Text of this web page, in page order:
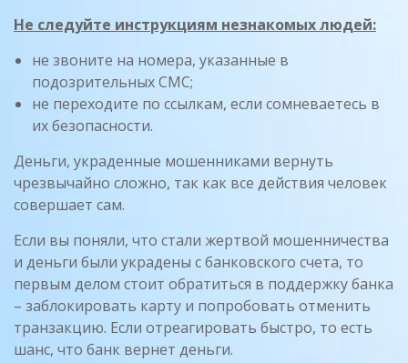
Не следуйте инструкциям незнакомых людей:
не звоните на номера, указанные в
подозрительных СМС;
не переходите по ссылкам, если сомневаетесь в
их безопасности.
Деньги, украденные мошенниками вернуть
чрезвычайно сложно, так как все действия человек
совершает сам.
Если вы поняли, что стали жертвой мошенничества
и деньги были украдены с банковского счета, то
первым делом стоит обратиться в поддержку банка
– заблокировать карту и попробовать отменить
транзакцию. Если отреагировать быстро, то есть
шанс, что банк вернет деньги.